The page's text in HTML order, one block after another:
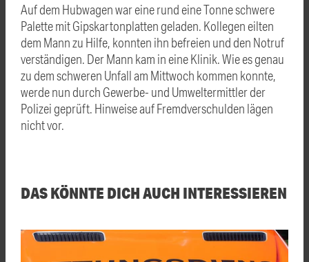
Auf dem Hubwagen war eine rund eine Tonne schwere
Palette mit Gipskartonplatten geladen. Kollegen eilten
dem Mann zu Hilfe, konnten ihn befreien und den Notruf
verständigen. Der Mann kam in eine Klinik. Wie es genau
zu dem schweren Unfall am Mittwoch kommen konnte,
werde nun durch Gewerbe- und Umweltermittler der
Polizei geprüft. Hinweise auf Fremdverschulden lägen
nicht vor.
DAS KÖNNTE DICH AUCH INTERESSIEREN